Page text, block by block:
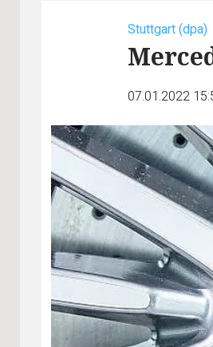
Stuttgart (dpa)
07.01.2022